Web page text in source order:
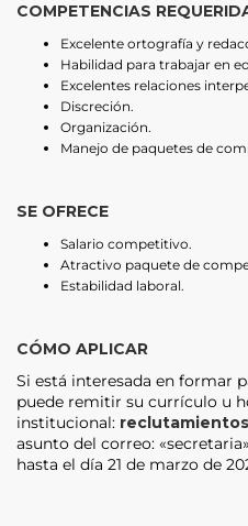
COMPETENCIAS
Excelente ortografía y
Habilidad para trabajar en
Excelentes relaciones
Discreción.
Organización.
Manejo de paquetes de
SE OFRECE
Salario competitivo.
Atractivo paquete de
Estabilidad laboral.
CÓMO APLICAR
Si está interesada en formar
puede remitir su currículo u
institucional:
asunto del correo:
hasta el día 21 de marzo de